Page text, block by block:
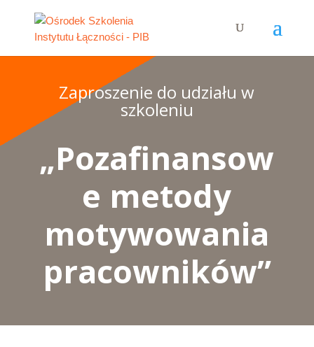
Zaproszenie do udziału w
szkoleniu
„Pozafinansow
e metody
motywowania
pracowników”